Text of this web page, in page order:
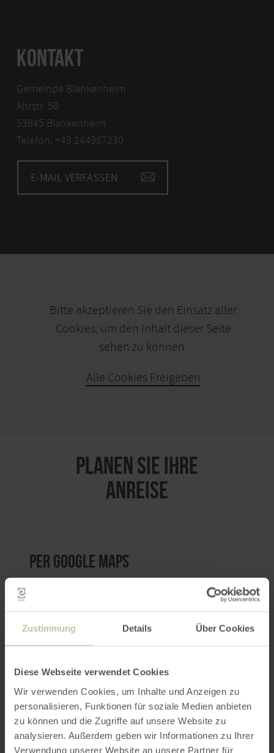
Zustimmung Details Über Cookies
Diese Webseite verwendet Cookies
Wir verwenden Cookies, um Inhalte und Anzeigen zu
personalisieren, Funktionen für soziale Medien anbieten
zu können und die Zugriffe auf unsere Website zu
analysieren. Außerdem geben wir Informationen zu Ihrer
Verwendung unserer Website an unsere Partner für
KONTAKT
Gemeinde Blankenheim
Ahrstr. 50
53945 Blankenheim
Telefon: +49 244987230
E-MAIL VERFASSEN
Bitte akzeptieren Sie den Einsatz aller
Cookies, um den Inhalt dieser Seite
sehen zu können.
Alle Cookies Freigeben
PLANEN SIE IHRE
ANREISE
per Google Maps
ROUTE PLANEN